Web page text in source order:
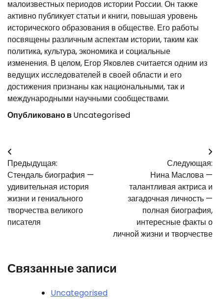
малоизвестных периодов истории России. Он также
активно публикует статьи и книги, повышая уровень
исторического образования в обществе. Его работы
посвящены различным аспектам истории, таким как
политика, культура, экономика и социальные
изменения. В целом, Егор Яковлев считается одним из
ведущих исследователей в своей области и его
достижения признаны как национальными, так и
международными научными сообществами.
Опубликовано вUncategorised
Навигация
по
записям
Предыдущая:
Стендаль биография —
удивительная история
жизни и гениального
творчества великого
писателя
Следующая:
Нина Маслова —
талантливая актриса и
загадочная личность —
полная биография,
интересные факты о
личной жизни и творчестве
Связанные записи
Uncategorised